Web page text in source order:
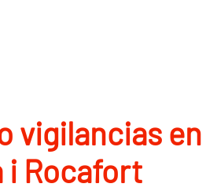
vigilancias en
i Rocafort